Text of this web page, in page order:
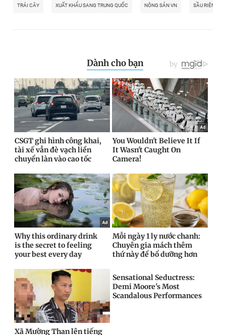
TRÁI CÂY XUẤT KHẨU SANG TRUNG QUỐC NÔNG SẢN VN SẦU RIÊNG